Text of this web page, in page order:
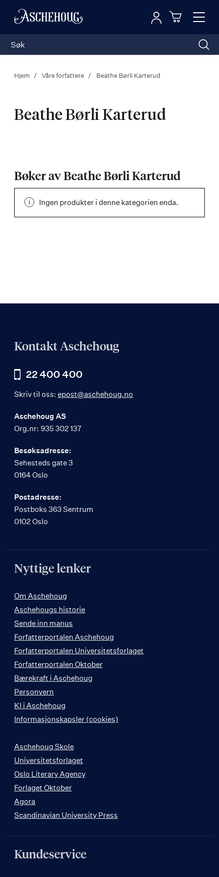
Toggle
Logg inn
Hjem Våre forfattere Beathe Børli Karterud
Beathe Børli Karterud
Karterud
Bøker av Beathe Børli Karterud
Ingen produkter i denne kategorien enda.
Kontakt Aschehoug
22 400 400
Skriv til oss: epost@aschehoug.no
Aschehoug AS
Org.nr: 935 302 137
Besøksadresse:
Sehesteds gate 3
0164 Oslo
Postadresse:
Postboks 363 Sentrum
0102 Oslo
Nyttige lenker
Om Aschehoug
Aschehougs historie
Sende inn manus
Forfatterportalen Aschehoug
Forfatterportalen Universitetsforlaget
Forfatterportalen Oktober
Bærekraft i Aschehoug
Personvern
KI i Aschehoug
Informasjonskapsler (cookies)
Aschehoug Skole
Universitetsforlaget
Oslo Literary Agency
Forlaget Oktober
Agora
Scandinavian University Press
Kundeservice